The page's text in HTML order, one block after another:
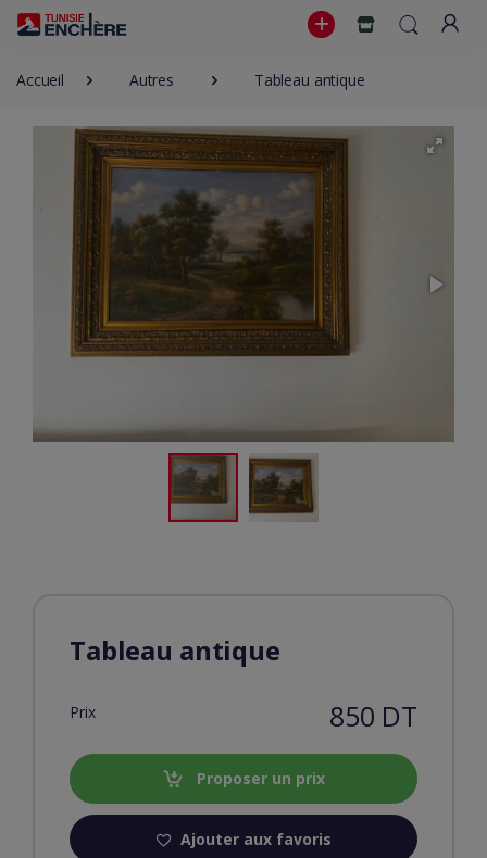
Accueil Autres Tableau antique
Tableau antique
Prix 850 DT
Proposer un prix
Ajouter aux favoris